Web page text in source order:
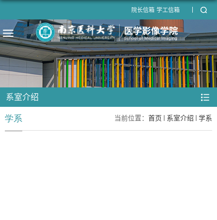
院长信箱 学工信箱
系室介绍
当前位置： 首页 系室介绍 学系
学系